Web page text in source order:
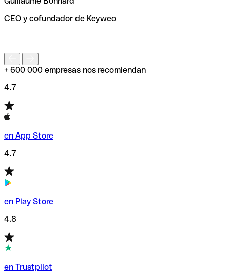
de enviar tu transferencia.
CEO y cofundador de Keyweo
+ 600 000 empresas nos recomiendan
4.7
en App Store
4.7
en Play Store
4.8
en Trustpilot